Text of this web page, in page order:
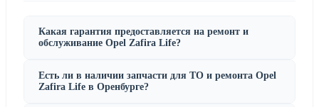
Какая гарантия предоставляется на ремонт и
обслуживание Opel Zafira Life?
Есть ли в наличии запчасти для ТО и ремонта Opel
Zafira Life в Оренбурге?